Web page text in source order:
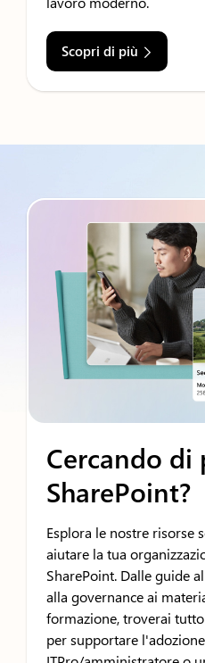
Scopri di più
Cercando di
SharePoint?
Esplora le nostre risorse
aiutare la tua
SharePoint. Dalle guide
alla governance ai
formazione, troverai
per supportare